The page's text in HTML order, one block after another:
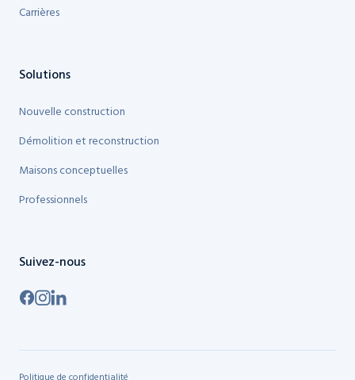
Carrières
Solutions
Nouvelle construction
Démolition et reconstruction
Maisons conceptuelles
Professionnels
Suivez-nous
Politique de confidentialité